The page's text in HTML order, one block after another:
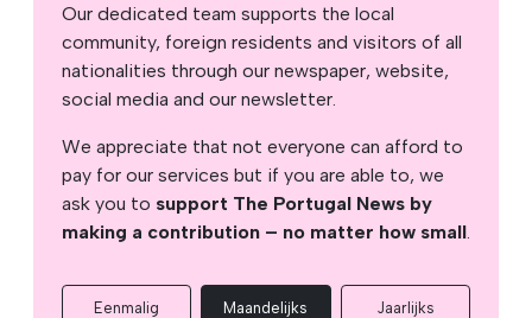
Our dedicated team supports the local
community, foreign residents and visitors of all
nationalities through our newspaper, website,
social media and our newsletter.
We appreciate that not everyone can afford to
pay for our services but if you are able to, we
ask you to support The Portugal News by
making a contribution – no matter how small.
Eenmalig Maandelijks Jaarlijks